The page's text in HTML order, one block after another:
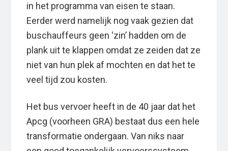
in het programma van eisen te staan.
Eerder werd namelijk nog vaak gezien dat
buschauffeurs geen ‘zin’ hadden om de
plank uit te klappen omdat ze zeiden dat ze
niet van hun plek af mochten en dat het te
veel tijd zou kosten.
Het bus vervoer heeft in de 40 jaar dat het
Apcg (voorheen GRA) bestaat dus een hele
transformatie ondergaan. Van niks naar